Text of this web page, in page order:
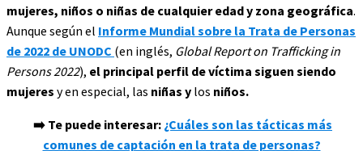
mujeres, niños o niñas de cualquier edad y zona geográfica.
Aunque según el Informe Mundial sobre la Trata de Personas
de 2022 de UNODC (en inglés, Global Report on Trafficking in
Persons 2022), el principal perfil de víctima siguen siendo
mujeres y en especial, las niñas y los niños.
➡️ Te puede interesar: ¿Cuáles son las tácticas más
comunes de captación en la trata de personas?